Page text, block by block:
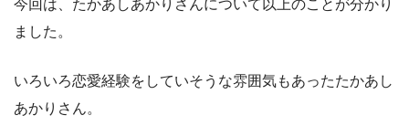
今回は、たかあしあかりさんについて以上のことが分かり
ました。
いろいろ恋愛経験をしていそうな雰囲気もあったたかあし
あかりさん。